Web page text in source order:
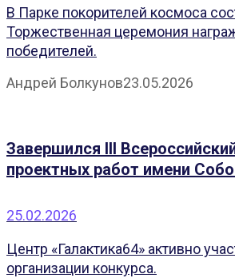
В Парке покорителей космоса
Торжественная церемония
победителей.
Андрей Болкунов23.05.2026
Завершился III
проектных работ имени
25.02.2026
Центр «Галактика64» активно
организации конкурса.